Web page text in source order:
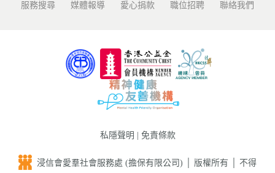
服務搜尋 媒體報導 愛心捐款 職位招聘 聯絡我們
私隱聲明 免責條款
浸信會愛羣社會服務處 (擔保有限公司) │ 版權所有 │ 不得